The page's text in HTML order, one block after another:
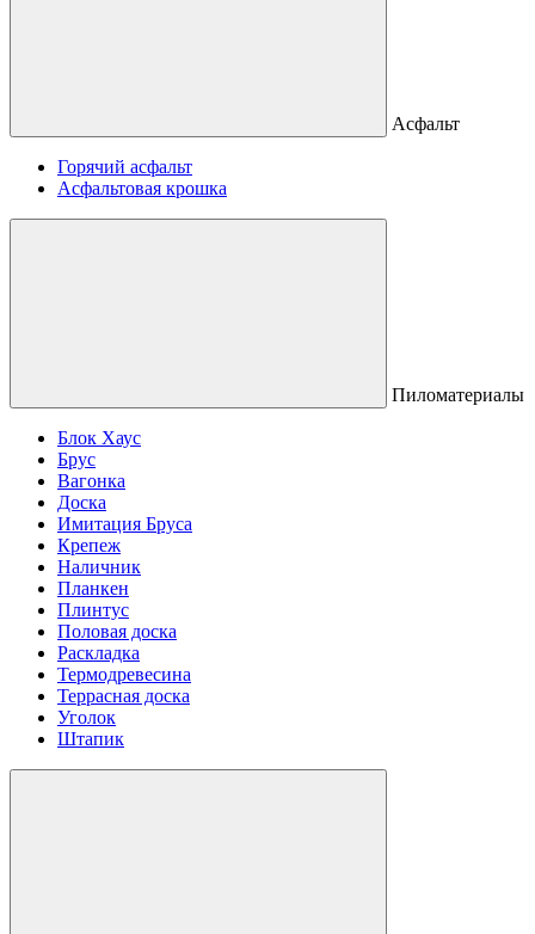
Асфальт
Горячий асфальт
Асфальтовая крошка
Пиломатериалы
Блок Хаус
Брус
Вагонка
Доска
Имитация Бруса
Крепеж
Наличник
Планкен
Плинтус
Половая доска
Раскладка
Термодревесина
Террасная доска
Уголок
Штапик